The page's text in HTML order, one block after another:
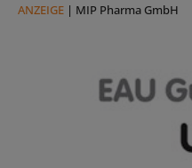
ANZEIGE | MIP Pharma GmbH